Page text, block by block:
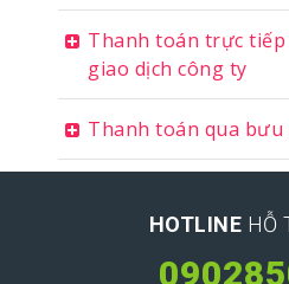
Thanh toán trực
giao dịch công ty
Thanh toán qua bưu
HOTLINE HỖ